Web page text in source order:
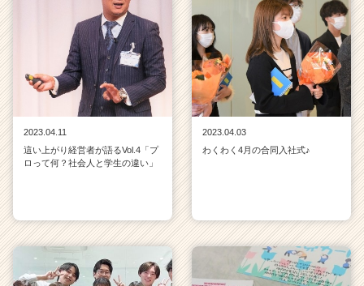
2023.04.11
這い上がり経営者が語るVol.4「プ
ロって何？社会人と学生の違い」
2023.04.03
わくわく4月の合同入社式♪